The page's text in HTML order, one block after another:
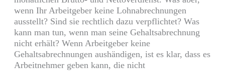
wenn Ihr Arbeitgeber keine Lohnabrechnungen
ausstellt? Sind sie rechtlich dazu verpflichtet? Was
kann man tun, wenn man seine Gehaltsabrechnung
nicht erhält? Wenn Arbeitgeber keine
Gehaltsabrechnungen aushändigen, ist es klar, dass es
Arbeitnehmer geben kann, die nicht